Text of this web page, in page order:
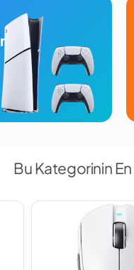
Bu Kategorinin